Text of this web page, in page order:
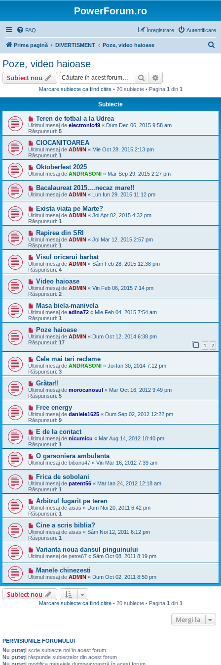
PowerForum.ro
FAQ Autentificare
Înregistrare
Prima pagină DIVERTISMENT Poze, video haioase
Poze, video haioase
Subiect nou Căutare
Marcare subiecte ca fiind citite• 20 subiecte • Pagina 1 din 1
Subiecte
Teren de fotbal a la Udrea
Ultimul mesaj de electronic49 « Dum Dec 06, 2015 9:58 am
Răspunsuri: 5
CIOCANITOAREA
Ultimul mesaj de ADMIN « Mie Oct 28, 2015 2:13 pm
Răspunsuri: 1
Oktoberfest 2025
Ultimul mesaj de ANDRASONI « Mar Sep 29, 2015 2:27 pm
Bacalaureat 2015....necaz mare!!
Ultimul mesaj de ADMIN « Lun Iun 29, 2015 11:12 pm
Exista viata pe Marte?
Ultimul mesaj de ADMIN « Joi Apr 02, 2015 4:32 pm
Răspunsuri: 1
Rapirea din SRI
Ultimul mesaj de ADMIN « Joi Mar 12, 2015 2:57 pm
Răspunsuri: 1
Visul oricarui barbat
Ultimul mesaj de ADMIN « Sâm Feb 28, 2015 12:38 pm
Răspunsuri: 4
Video haioase
Ultimul mesaj de ADMIN « Vin Feb 06, 2015 7:14 pm
Răspunsuri: 2
Masa biela-manivela
Ultimul mesaj de adina72 « Mie Feb 04, 2015 7:54 am
Răspunsuri: 1
Poze haioase
Ultimul mesaj de ADMIN « Dum Oct 12, 2014 6:38 pm
Răspunsuri: 17 1 2
Cele mai tari reclame
Ultimul mesaj de ANDRASONI « Joi Ian 30, 2014 7:12 pm
Răspunsuri: 3
Grătar!!
Ultimul mesaj de morocanosul « Mar Oct 16, 2012 9:49 pm
Răspunsuri: 5
Free energy
Ultimul mesaj de daniele1625 « Dum Sep 02, 2012 12:22 pm
Răspunsuri: 9
E de la contact
Ultimul mesaj de nicumicu « Mar Aug 14, 2012 10:40 pm
Răspunsuri: 1
O garsoniera ambulanta
Ultimul mesaj de bibanu47 « Vin Mar 16, 2012 7:39 am
Frica de sobolani
Ultimul mesaj de patent56 « Mar Ian 24, 2012 12:18 am
Răspunsuri: 1
Arbitrul fugarit pe teren
Ultimul mesaj de aisas « Dum Noi 20, 2011 6:42 pm
Răspunsuri: 1
Cine a scris biblia?
Ultimul mesaj de aisas « Sâm Noi 12, 2011 6:12 pm
Răspunsuri: 1
Varianta noua dansul pinguinului
Ultimul mesaj de petre67 « Sâm Oct 08, 2011 8:19 pm
Manele chinezesti
Ultimul mesaj de ADMIN « Dum Oct 02, 2011 8:50 pm
Subiect nou
Marcare subiecte ca fiind citite• 20 subiecte • Pagina 1 din 1
Mergi la
PERMISIUNILE FORUMULUI
Nu puteţi scrie subiecte noi în acest forum
Nu puteţi răspunde subiectelor din acest forum